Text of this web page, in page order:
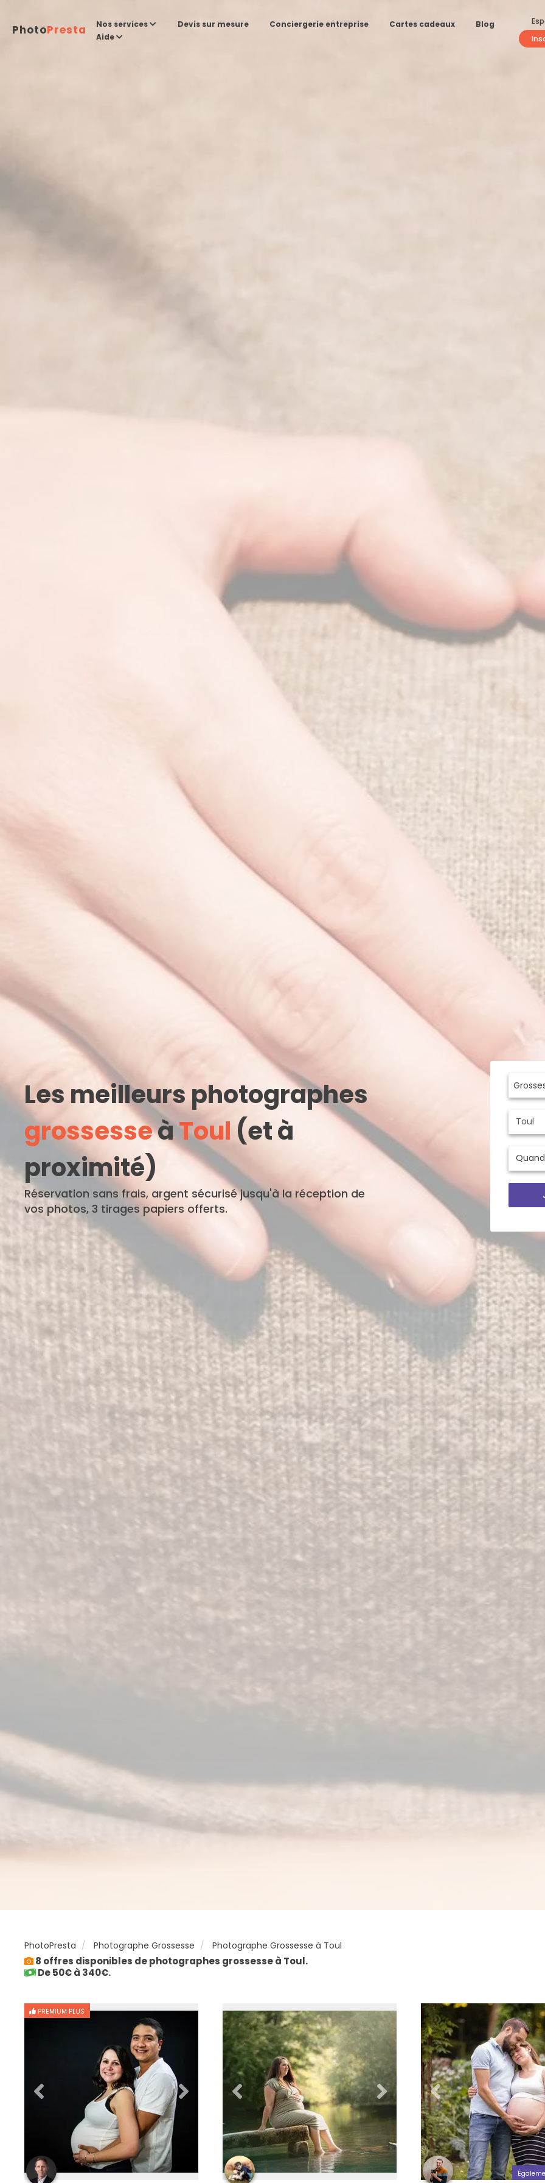
PhotoPresta Nos services Devis sur mesure Conciergerie entreprise Cartes cadeaux
Blog
Aide
Les meilleurs photographes
grossesseàToul(et à
proximité)
Réservation sans frais, argent sécurisé jusqu'à la réception de
vos photos, 3 tirages papiers offerts.
PhotoPresta Photographe Grossesse Photographe Grossesse à Toul
8 offres disponibles de photographes grossesse à Toul.
De 50€ à 340€.
PREMIUM PLUS